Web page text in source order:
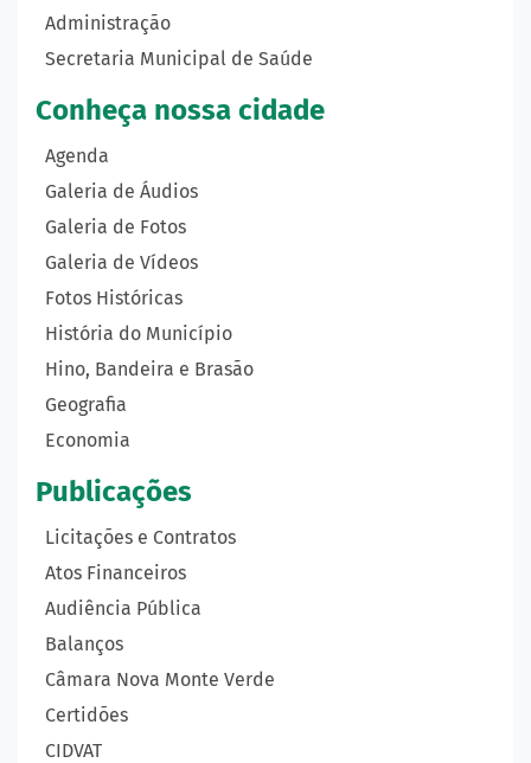
Administração
Secretaria Municipal de Saúde
Conheça nossa cidade
Agenda
Galeria de Áudios
Galeria de Fotos
Galeria de Vídeos
Fotos Históricas
História do Município
Hino, Bandeira e Brasão
Geografia
Economia
Publicações
Licitações e Contratos
Atos Financeiros
Audiência Pública
Balanços
Câmara Nova Monte Verde
Certidões
CIDVAT